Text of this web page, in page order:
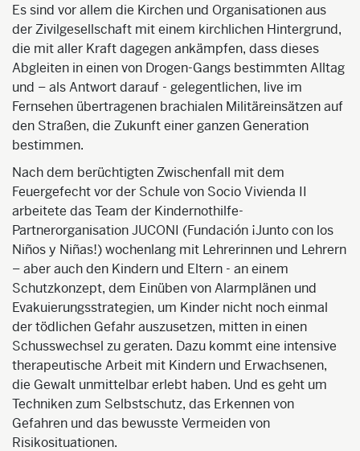
Es sind vor allem die Kirchen und Organisationen aus
der Zivilgesellschaft mit einem kirchlichen Hintergrund,
die mit aller Kraft dagegen ankämpfen, dass dieses
Abgleiten in einen von Drogen-Gangs bestimmten Alltag
und – als Antwort darauf - gelegentlichen, live im
Fernsehen übertragenen brachialen Militäreinsätzen auf
den Straßen, die Zukunft einer ganzen Generation
bestimmen.
Nach dem berüchtigten Zwischenfall mit dem
Feuergefecht vor der Schule von Socio Vivienda II
arbeitete das Team der Kindernothilfe-
Partnerorganisation JUCONI (Fundación ¡Junto con los
Niños y Niñas!) wochenlang mit Lehrerinnen und Lehrern
– aber auch den Kindern und Eltern - an einem
Schutzkonzept, dem Einüben von Alarmplänen und
Evakuierungsstrategien, um Kinder nicht noch einmal
der tödlichen Gefahr auszusetzen, mitten in einen
Schusswechsel zu geraten. Dazu kommt eine intensive
therapeutische Arbeit mit Kindern und Erwachsenen,
die Gewalt unmittelbar erlebt haben. Und es geht um
Techniken zum Selbstschutz, das Erkennen von
Gefahren und das bewusste Vermeiden von
Risikosituationen.